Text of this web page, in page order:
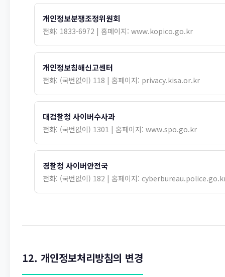
개인정보분쟁조정위원회
전화: 1833-6972 | 홈페이지: www.kopico.go.kr
개인정보침해신고센터
전화: (국번없이) 118 | 홈페이지: privacy.kisa.or.kr
대검찰청 사이버수사과
전화: (국번없이) 1301 | 홈페이지: www.spo.go.kr
경찰청 사이버안전국
전화: (국번없이) 182 | 홈페이지:
12. 개인정보처리방침의 변경